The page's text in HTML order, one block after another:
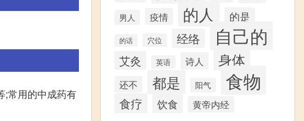
;常用的中成药有
男人 疫情 的人 的是
的话 穴位 经络 自己的
艾灸 英语 诗人 身体
还不 都是 阳气 食物
食疗 饮食 黄帝内经